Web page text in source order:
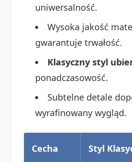
uniwersalność.
Wysoka jakość
gwarantuje trwałość.
Klasyczny styl
ponadczasowość.
Subtelne detale
wyrafinowany wygląd.
Cecha Styl